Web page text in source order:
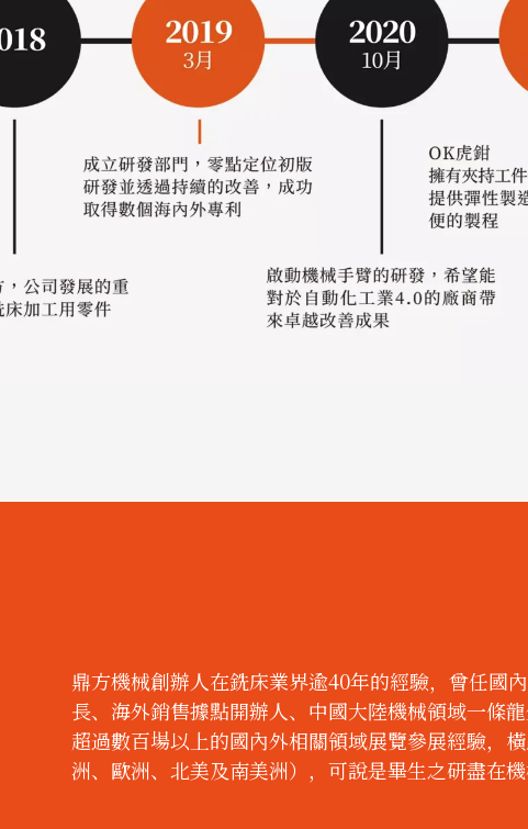
鼎方機械創辦人在銑床業界逾40年的經驗，曾任國
長、海外銷售據點開辦人、中國大陸機械領域一條
超過數百場以上的國內外相關領域展覽參展經驗，
洲、歐洲、北美及南美洲），可說是畢生之研盡在機